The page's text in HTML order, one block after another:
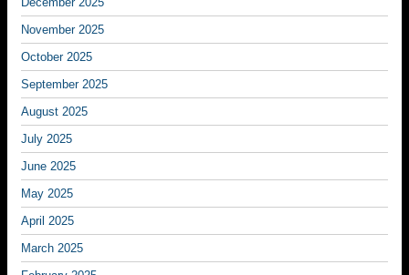
November 2025
October 2025
September 2025
August 2025
July 2025
June 2025
May 2025
April 2025
March 2025